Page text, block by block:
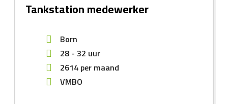
Tankstation medewerker
Born
28 - 32 uur
2614 per maand
VMBO